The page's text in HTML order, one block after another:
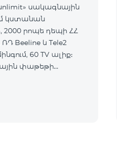
սակագնային
կստանան
րոպե դեպի ՀՀ
Beeline և Tele2
60 TV ալիք։
փաթեթի